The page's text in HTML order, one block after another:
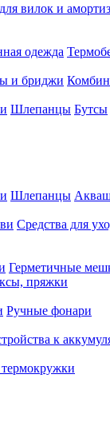
вилок и
одежда
и бриджи
Шлепанцы Бутсы
Шлепанцы
Средства для
Герметичные
пряжки
Ручные фонари
к